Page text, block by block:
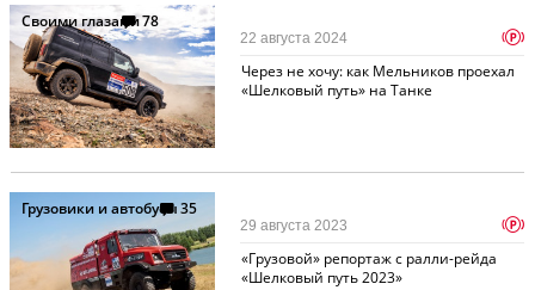
Своими глазами78
Через не хочу: как Мельников проехал
«Шелковый путь» на Танке
22 августа 2024 p
Грузовики и автобусы35
«Грузовой» репортаж с ралли-рейда
«Шелковый путь 2023»
29 августа 2023 p